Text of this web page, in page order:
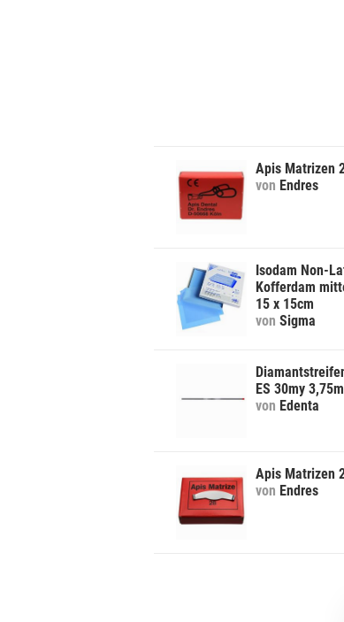
Apis Matrizen
von Endres
Isodam Non-
Kofferdam
15 x 15cm
von Sigma
ES 30my
von Edenta
Apis Matrizen
von Endres